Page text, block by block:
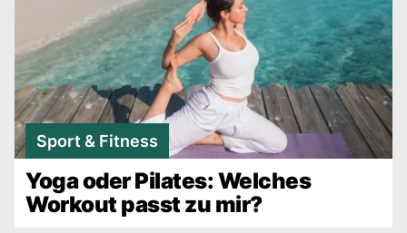
Sport & Fitness
Yoga oder Pilates: Welches
Workout passt zu mir?